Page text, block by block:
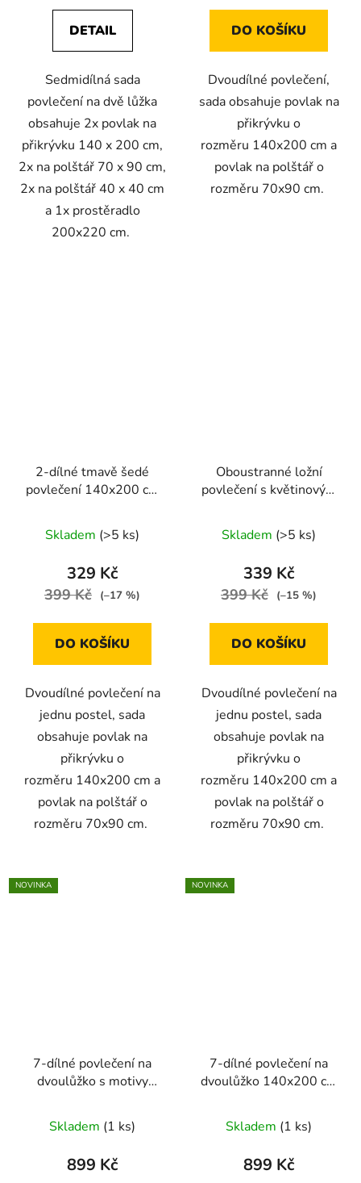
DETAIL
Sedmidílná sada
povlečení na dvě lůžka
obsahuje 2x povlak na
přikrývku 140 x 200 cm,
2x na polštář 70 x 90 cm,
2x na polštář 40 x 40 cm
a 1x prostěradlo
200x220 cm.
DO KOŠÍKU
Dvoudílné povlečení,
sada obsahuje povlak na
přikrývku o
rozměru 140x200 cm a
povlak na polštář o
rozměru 70x90 cm.
2-dílné tmavě šedé
povlečení 140x200 cm
Skladem (>5 ks)
329 Kč
399 Kč (–17 %)
DO KOŠÍKU
Dvoudílné povlečení na
jednu postel, sada
obsahuje povlak na
přikrývku o
rozměru 140x200 cm a
povlak na polštář o
rozměru 70x90 cm.
Oboustranné ložní
povlečení s květinovým
barvách 140 × 200 cm /
70 × 90 cm
Skladem (>5 ks)
339 Kč
399 Kč (–15 %)
DO KOŠÍKU
Dvoudílné povlečení na
jednu postel, sada
obsahuje povlak na
přikrývku o
rozměru 140x200 cm a
povlak na polštář o
rozměru 70x90 cm.
NOVINKA
7-dílné povlečení na
dvoulůžko s motivy
Skladem (1 ks)
899 Kč
NOVINKA
7-dílné povlečení na
dvoulůžko 140x200 cm
Skladem (1 ks)
899 Kč